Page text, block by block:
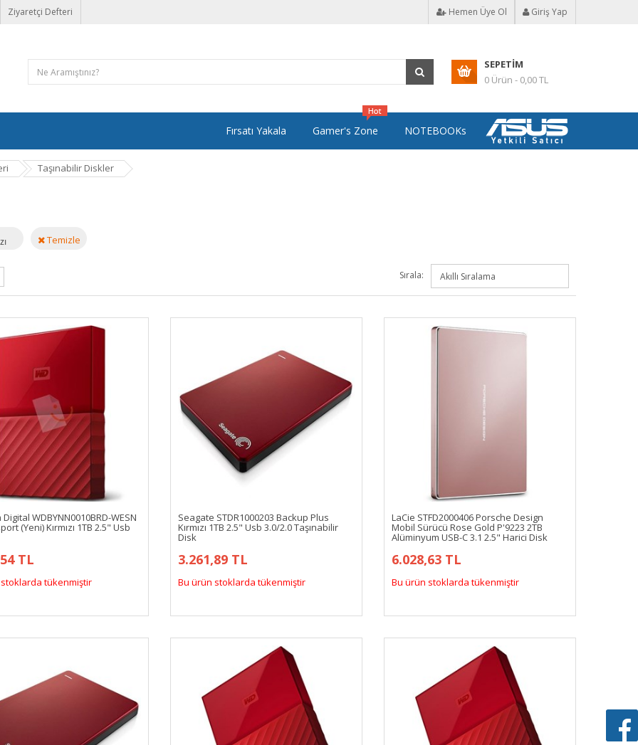
Ziyaretçi Defteri Hemen Üye Ol Giriş Yap
SEPETIM
0 Ürün - 0,00 TL
Fırsatı Yakala Gamer's Zone NOTEBOOKs
Taşınabilir Diskler
Temizle
Sırala:
WDBYNN0010BRD-WESN
(Yeni) Kırmızı 1TB 2.5" Usb
TL
tükenmiştir
Seagate STDR1000203 Backup Plus
Kırmızı 1TB 2.5" Usb 3.0/2.0 Taşınabilir
Disk
3.261,89 TL
Bu ürün stoklarda tükenmiştir
LaCie STFD2000406 Porsche Design
Mobil Sürücü Rose Gold P'9223 2TB
Alüminyum USB-C 3.1 2.5" Harici Disk
6.028,63 TL
Bu ürün stoklarda tükenmiştir